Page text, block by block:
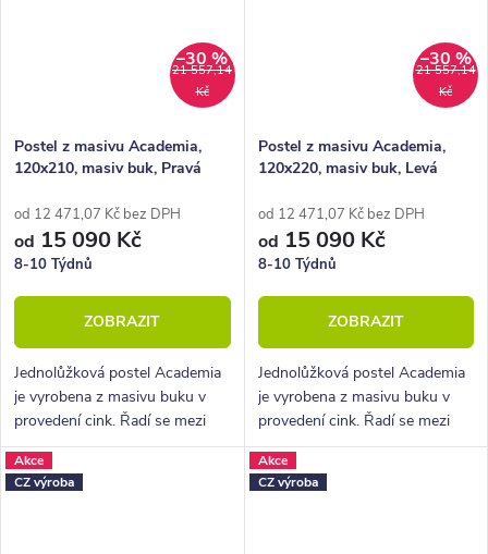
21 557,14
Kč
–30 %
Postel z masivu Academia,
120x210, masiv buk, Pravá
od 12 471,07 Kč bez DPH
od 15 090 Kč
8-10 Týdnů
ZOBRAZIT
Jednolůžková postel Academia
je vyrobena z masivu buku v
provedení cink. Řadí se mezi
kvalitní české výrobky
nábytkové řady HappyBed. U
postele Academia oceníte
21 557,14
Kč
–30 %
Postel z masivu Academia,
120x220, masiv buk, Levá
od 12 471,07 Kč bez DPH
od 15 090 Kč
8-10 Týdnů
ZOBRAZIT
Jednolůžková postel Academia
je vyrobena z masivu buku v
provedení cink. Řadí se mezi
kvalitní české výrobky
nábytkové řady HappyBed. U
postele Academia oceníte
Akce
CZ výroba
Akce
CZ výroba